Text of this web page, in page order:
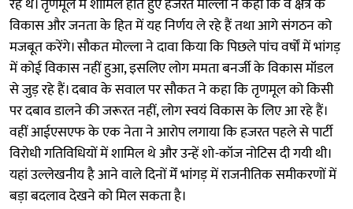
विकास और जनता के हित में यह निर्णय ले रहे हैं तथा आगे संगठन को
मजबूत करेंगे। सौकत मोल्ला ने दावा किया कि पिछले पांच वर्षों में भांगड़
में कोई विकास नहीं हुआ, इसलिए लोग ममता बनर्जी के विकास मॉडल
से जुड़ रहे हैं। दबाव के सवाल पर सौकत ने कहा कि तृणमूल को किसी
पर दबाव डालने की जरूरत नहीं, लोग स्वयं विकास के लिए आ रहे हैं।
वहीं आईएसएफ के एक नेता ने आरोप लगाया कि हजरत पहले से पार्टी
विरोधी गतिविधियों में शामिल थे और उन्हें शो-कॉज नोटिस दी गयी थी।
यहां उल्लेखनीय है आने वाले दिनों मेंं भांगड़ में राजनीतिक समीकरणों में
बड़ा बदलाव देखने को मिल सकता है।